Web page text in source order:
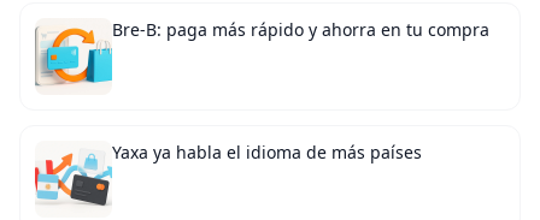
Bre-B: paga más rápido y ahorra en tu compra
Yaxa ya habla el idioma de más países